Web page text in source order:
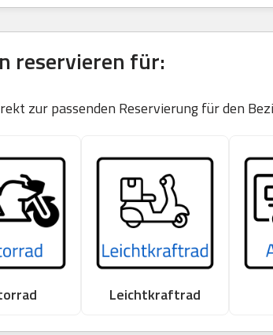
reservieren für:
zur passenden Reservierung für den
Leichtkraftrad